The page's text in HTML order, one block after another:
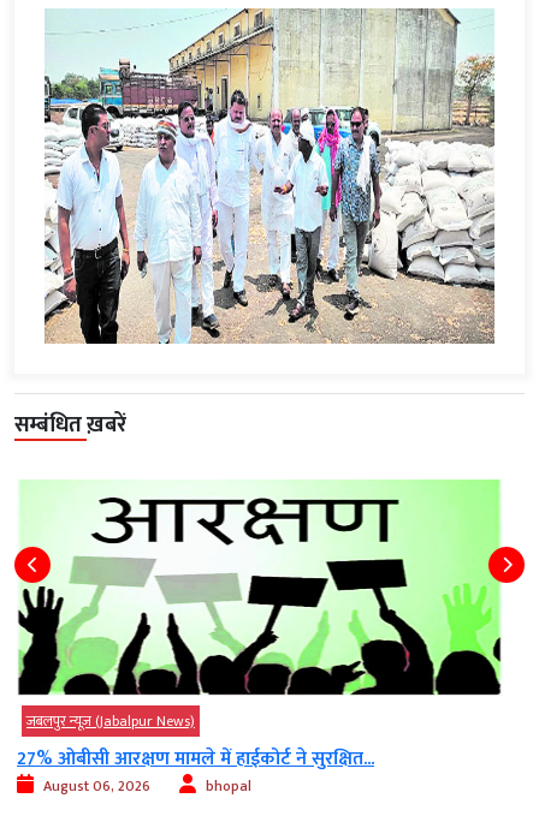
सम्बंधित ख़बरें
जबलपुर न्यूज़ (Jabalpur News)
बिजली चोरों पर शिकंजा,7 पर एफआईआर, 3 लाख...
August 06, 2026 bhopal